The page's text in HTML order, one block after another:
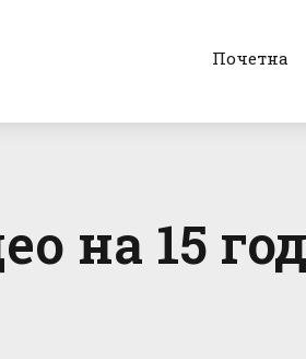
Почетна
на 15